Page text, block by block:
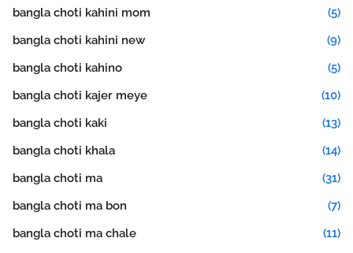
bangla choti kahini mom
(5)
bangla choti kahini new
(9)
bangla choti kahino
(5)
bangla choti kajer meye
(10)
bangla choti kaki
(13)
bangla choti khala
(14)
bangla choti ma
(31)
bangla choti ma bon
(7)
bangla choti ma chale
(11)